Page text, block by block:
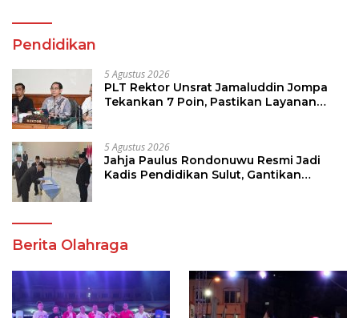
Pendidikan
5 Agustus 2026
PLT Rektor Unsrat Jamaluddin Jompa
Tekankan 7 Poin, Pastikan Layanan
5 Agustus 2026
Jahja Paulus Rondonuwu Resmi Jadi
Kadis Pendidikan Sulut, Gantikan
Berita Olahraga